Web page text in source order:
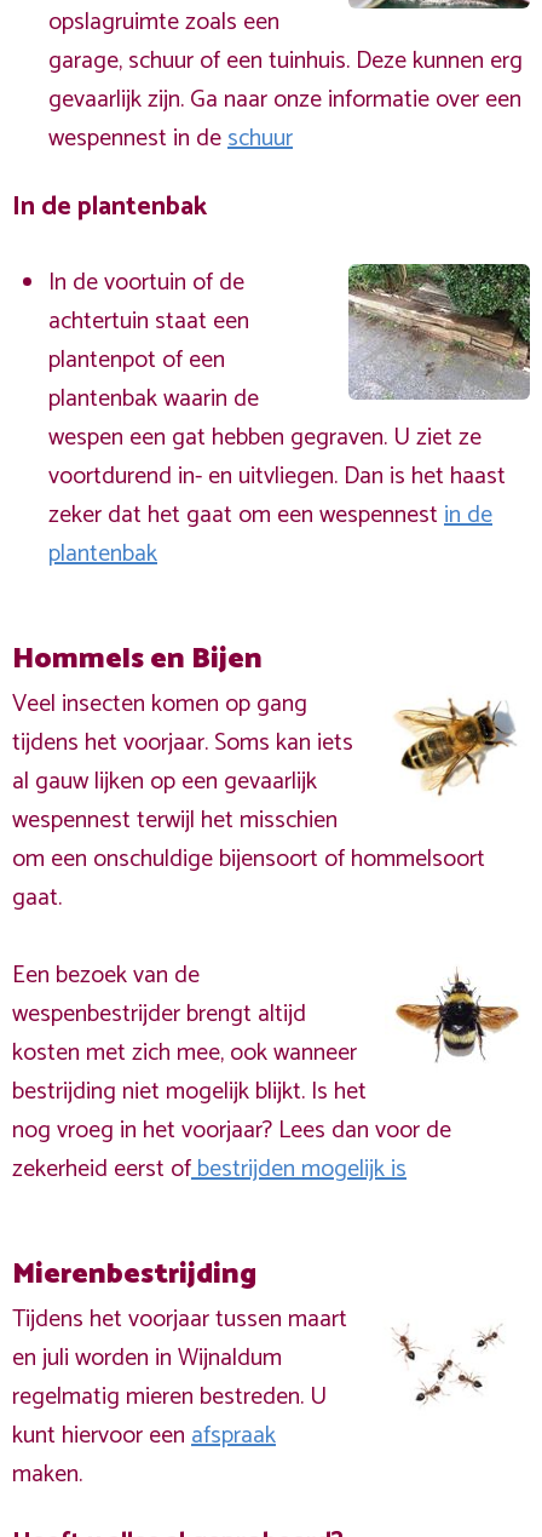
opslagruimte zoals een
garage, schuur of een tuinhuis. Deze kunnen erg
gevaarlijk zijn. Ga naar onze informatie over een
wespennest in deschuur
In de plantenbak
In de voortuin of de
achtertuin staat een
plantenpot of een
plantenbak waarin de
wespen een gat hebben gegraven. U ziet ze
voortdurend in- en uitvliegen. Dan is het haast
zeker dat het gaat om een wespennestin de
plantenbak
Hommels en Bijen
Veel insecten komen op gang
tijdens het voorjaar. Soms kan iets
al gauw lijken op een gevaarlijk
wespennest terwijl het misschien
om een onschuldige bijensoort of hommelsoort
gaat.
Een bezoek van de
wespenbestrijder brengt altijd
kosten met zich mee, ook wanneer
bestrijding niet mogelijk blijkt. Is het
nog vroeg in het voorjaar? Lees dan voor de
zekerheid eerst ofbestrijden mogelijk is
Mierenbestrijding
Tijdens het voorjaar tussen maart
en juli worden in Wijnaldum
regelmatig mieren bestreden. U
kunt hiervoor eenafspraak
maken.